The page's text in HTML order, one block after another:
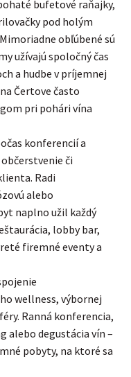
bufetové raňajky,
pod holým
obľúbené sú
užívajú spoločný čas
a hudbe v príjemnej
Čertove často
pri pohári vína
konferencií a
či
Radi
alebo
naplno užil každý
lobby bar,
firemné eventy a
wellness, výbornej
Ranná konferencia,
alebo degustácia vín –
pobyty, na ktoré sa